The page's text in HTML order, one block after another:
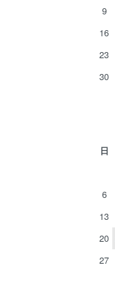
9
16
23
30
日
6
13
20
27